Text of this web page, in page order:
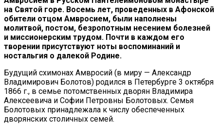
на Святой горе. Восемь лет, проведенных в Афонской
обители отцом Амвросием, были наполнены
молитвой, постом, безропотным несением болезней
и миссионерским трудом. Почти в каждом его
творении присутствуют ноты воспоминаний и
ностальгия о далекой Родине.
Будущий схимонах Амвросий (в миру — Александр
Владимирович Болотов) родился в Петербурге 3 октября
1866 г., в семье потомственных дворян Владимира
Алексеевича и Софии Петровны Болотовых. Семья
Болотовых принадлежала к числу обеспеченных
дворянских столичных семей.